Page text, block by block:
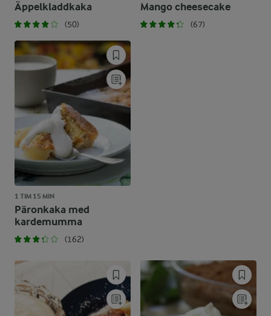
Äppelkladdkaka
(50)
Mango cheesecake
(67)
1 TIM 15 MIN
Päronkaka med
kardemumma
(162)